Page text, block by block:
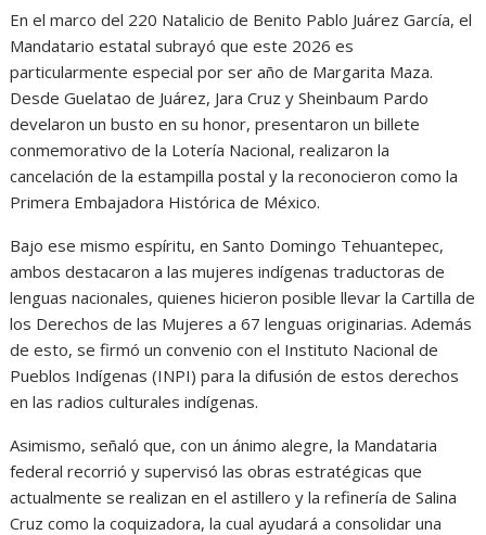
En el marco del 220 Natalicio de Benito Pablo Juárez García, el
Mandatario estatal subrayó que este 2026 es
particularmente especial por ser año de Margarita Maza.
Desde Guelatao de Juárez, Jara Cruz y Sheinbaum Pardo
develaron un busto en su honor, presentaron un billete
conmemorativo de la Lotería Nacional, realizaron la
cancelación de la estampilla postal y la reconocieron como la
Primera Embajadora Histórica de México.
Bajo ese mismo espíritu, en Santo Domingo Tehuantepec,
ambos destacaron a las mujeres indígenas traductoras de
lenguas nacionales, quienes hicieron posible llevar la Cartilla de
los Derechos de las Mujeres a 67 lenguas originarias. Además
de esto, se firmó un convenio con el Instituto Nacional de
Pueblos Indígenas (INPI) para la difusión de estos derechos
en las radios culturales indígenas.
Asimismo, señaló que, con un ánimo alegre, la Mandataria
federal recorrió y supervisó las obras estratégicas que
actualmente se realizan en el astillero y la refinería de Salina
Cruz como la coquizadora, la cual ayudará a consolidar una